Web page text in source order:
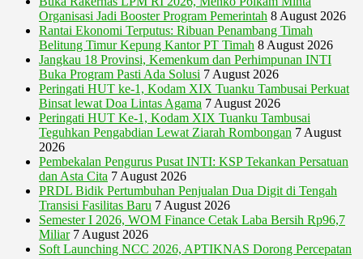
Organisasi Jadi Booster Program Pemerintah 8 August 2026
Rantai Ekonomi Terputus: Ribuan Penambang Timah
Belitung Timur Kepung Kantor PT Timah 8 August 2026
Jangkau 18 Provinsi, Kemenkum dan Perhimpunan INTI
Buka Program Pasti Ada Solusi 7 August 2026
Peringati HUT ke-1, Kodam XIX Tuanku Tambusai Perkuat
Binsat lewat Doa Lintas Agama 7 August 2026
Peringati HUT Ke-1, Kodam XIX Tuanku Tambusai
Teguhkan Pengabdian Lewat Ziarah Rombongan 7 August
2026
Pembekalan Pengurus Pusat INTI: KSP Tekankan Persatuan
dan Asta Cita 7 August 2026
PRDL Bidik Pertumbuhan Penjualan Dua Digit di Tengah
Transisi Fasilitas Baru 7 August 2026
Semester I 2026, WOM Finance Cetak Laba Bersih Rp96,7
Miliar 7 August 2026
Soft Launching NCC 2026, APTIKNAS Dorong Percepatan